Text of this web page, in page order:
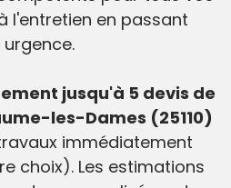
l'entretien en passant
jusqu'à 5 devis de
les-Dames (25110)
immédiatement
choix). Les estimations